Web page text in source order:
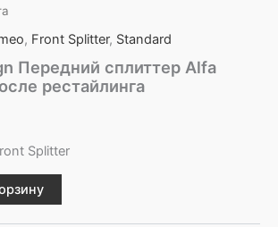
, Front Splitter, Standard
Передний сплиттер Alfa
рестайлинга
Splitter